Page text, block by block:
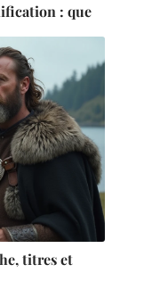
: que
titres et